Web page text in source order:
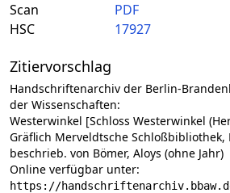
Scan
PDF
HSC
17927
Zitiervorschlag
Handschriftenarchiv der Berlin-
der Wissenschaften:
Westerwinkel [Schloss Westerwinkel
Gräflich Merveldtsche Schloßbibliothek,
beschrieb. von Bömer, Aloys (ohne Jahr)
Online verfügbar unter:
https://